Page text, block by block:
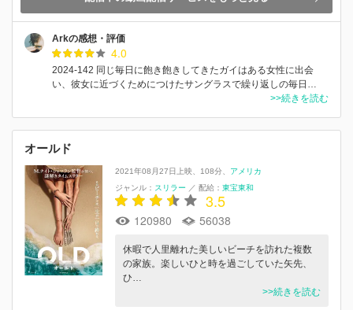
Arkの感想・評価
4.0
2024-142 同じ毎日に飽き飽きしてきたガイはある女性に出会
い、彼女に近づくためにつけたサングラスで繰り返しの毎日…
>>続きを読む
オールド
2021年08月27日上映 108分
アメリカ
ジャンル： スリラー ／ 配給： 東宝東和
3.5
120980 56038
休暇で人里離れた美しいビーチを訪れた複数
の家族。楽しいひと時を過ごしていた矢先、
ひ…
>>続きを読む